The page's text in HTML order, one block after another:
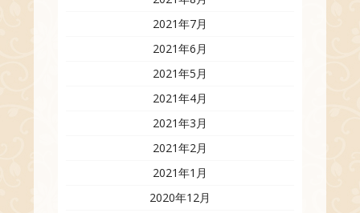
2021年7月
2021年6月
2021年5月
2021年4月
2021年3月
2021年2月
2021年1月
2020年12月